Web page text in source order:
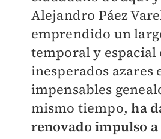
Alejandro Páez
emprendido un
temporal y espacial
inesperados azares
impensables
mismo tiempo,ha
renovado impulso